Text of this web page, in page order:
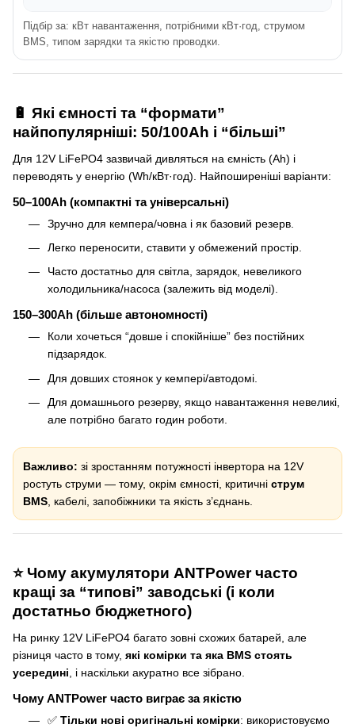
Підбір за: кВт навантаження, потрібними кВт·год, струмом
BMS, типом зарядки та якістю проводки.
🔋 Які ємності та “формати”
найпопулярніші: 50/100Ah і “більші”
Для 12V LiFePO4 зазвичай дивляться на ємність (Ah) і
переводять у енергію (Wh/кВт·год). Найпоширеніші варіанти:
50–100Ah (компактні та універсальні)
Зручно для кемпера/човна і як базовий резерв.
Легко переносити, ставити у обмежений простір.
Часто достатньо для світла, зарядок, невеликого
холодильника/насоса (залежить від моделі).
150–300Ah (більше автономності)
Коли хочеться “довше і спокійніше” без постійних
підзарядок.
Для довших стоянок у кемпері/автодомі.
Для домашнього резерву, якщо навантаження невеликі,
але потрібно багато годин роботи.
Важливо: зі зростанням потужності інвертора на 12V
ростуть струми — тому, окрім ємності, критичні струм
BMS , кабелі, запобіжники та якість з’єднань.
⭐ Чому акумулятори ANTPower часто
кращі за “типові” заводські (і коли
достатньо бюджетного)
На ринку 12V LiFePO4 багато зовні схожих батарей, але
різниця часто в тому, які комірки та яка BMS стоять
усередині , і наскільки акуратно все зібрано.
Чому ANTPower часто виграє за якістю
✅ Тільки нові оригінальні комірки: використовуємо